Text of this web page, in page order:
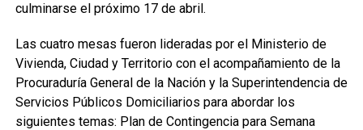
culminarse el próximo 17 de abril.
Las cuatro mesas fueron lideradas por el Ministerio de
Vivienda, Ciudad y Territorio con el acompañamiento de la
Procuraduría General de la Nación y la Superintendencia de
Servicios Públicos Domiciliarios para abordar los
siguientes temas: Plan de Contingencia para Semana